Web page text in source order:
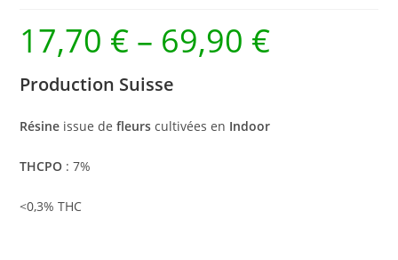
17,70 € – 69,90 €
Production Suisse
Résine issue defleurs cultivées en Indoor
THCPO : 7%
<0,3% THC